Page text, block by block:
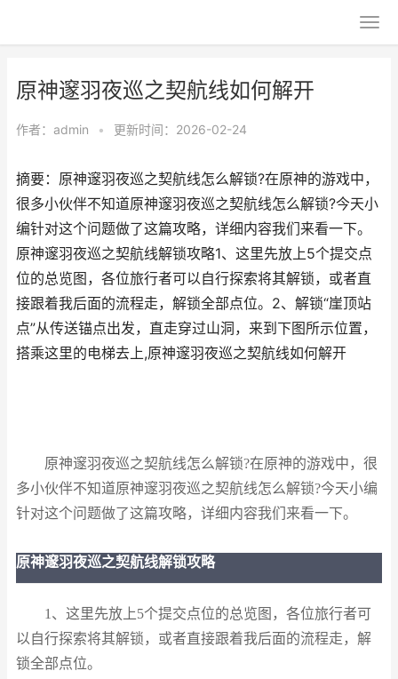
原神邃羽夜巡之契航线如何解开
作者： admin • 更新时间：2026-02-24
摘要：原神邃羽夜巡之契航线怎么解锁?在原神的游戏中，
很多小伙伴不知道原神邃羽夜巡之契航线怎么解锁?今天小
编针对这个问题做了这篇攻略，详细内容我们来看一下。
原神邃羽夜巡之契航线解锁攻略1、这里先放上5个提交点
位的总览图，各位旅行者可以自行探索将其解锁，或者直
接跟着我后面的流程走，解锁全部点位。2、解锁“崖顶站
点”从传送锚点出发，直走穿过山洞，来到下图所示位置，
搭乘这里的电梯去上,原神邃羽夜巡之契航线如何解开
原神邃羽夜巡之契航线怎么解锁?在原神的游戏中，很
多小伙伴不知道原神邃羽夜巡之契航线怎么解锁?今天小编
针对这个问题做了这篇攻略，详细内容我们来看一下。
原神邃羽夜巡之契航线解锁攻略
1、这里先放上5个提交点位的总览图，各位旅行者可
以自行探索将其解锁，或者直接跟着我后面的流程走，解
锁全部点位。